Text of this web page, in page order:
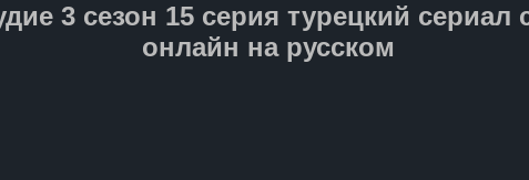
3 сезон 15 серия турецкий сериал
онлайн на русском